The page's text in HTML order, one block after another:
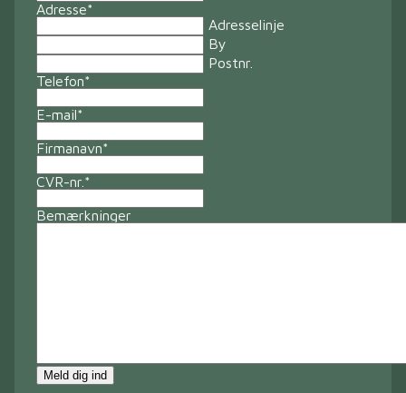
Adresse*
Adresselinje
By
Postnr.
Telefon*
E-mail*
Firmanavn*
CVR-nr. *
Bemærkninger
Meld dig ind